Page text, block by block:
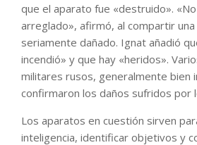
que el aparato fue «destruido».
arreglado», afirmó, al compartir
seriamente dañado. Ignat añadió
incendió» y que hay «heridos».
militares rusos, generalmente bien
confirmaron los daños sufridos por
Los aparatos en cuestión sirven
inteligencia, identificar objetivos y